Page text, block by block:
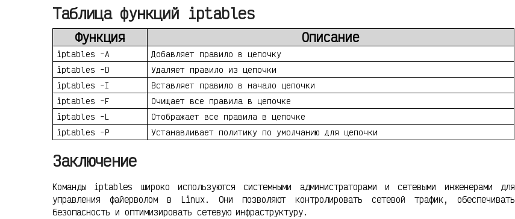
Таблица функций iptables
Функция Описание
iptables -A
Добавляет правило в цепочку
iptables -D
Удаляет правило из цепочки
iptables -I
Вставляет правило в начало цепочки
iptables -F
Очищает все правила в цепочке
iptables -L
Отображает все правила в цепочке
iptables -P
Устанавливает политику по умолчанию для цепочки
Заключение
Команды iptables широко используются системными администраторами и сетевыми инженерами для
управления файерволом в Linux. Они позволяют контролировать сетевой трафик, обеспечивать
безопасность и оптимизировать сетевую инфраструктуру.